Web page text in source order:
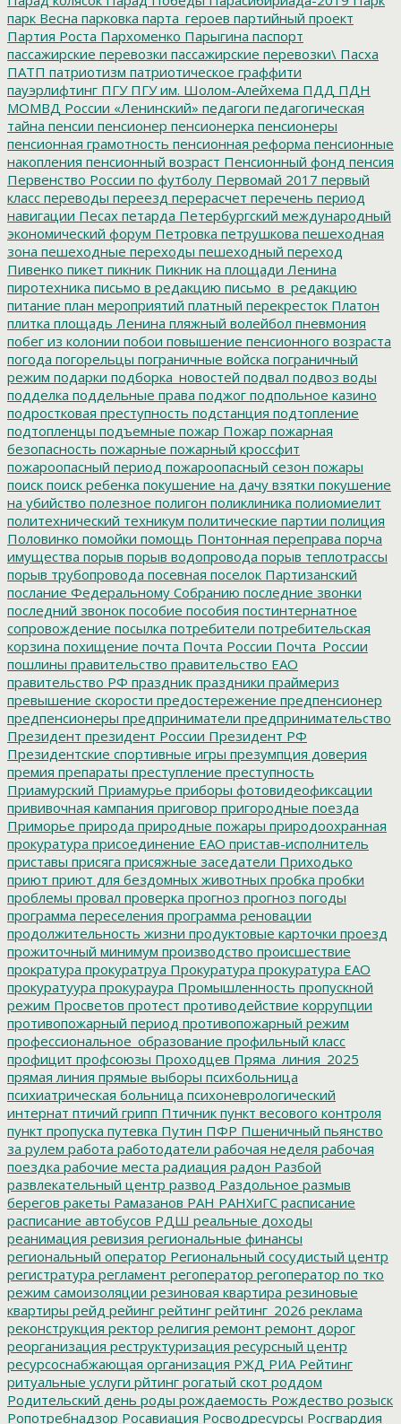
парк Весна парковка парта_героев партийный проект
Партия Роста Пархоменко Парыгина паспорт
пассажирские перевозки пассажирские перевозки\ Пасха
ПАТП патриотизм патриотическое граффити
пауэрлифтинг ПГУПГУ им. Шолом-Алейхема ПДД ПДН
МОМВД России «Ленинский» педагоги педагогическая
тайна пенсии пенсионер пенсионерка пенсионеры
пенсионная грамотность пенсионная реформа пенсионные
накопления пенсионный возраст Пенсионный фонд пенсия
Первенство России по футболу Первомай 2017 первый
класс переводы переезд перерасчет перечень период
навигации Песах петарда Петербургский международный
экономический форум Петровка петрушкова пешеходная
зона пешеходные переходы пешеходный переход
Пивенко пикет пикник Пикник на площади Ленина
пиротехника письмо в редакцию письмо_в_редакцию
питание план мероприятий платный перекресток Платон
плитка площадь Ленина пляжный волейбол пневмония
побег из колонии побои повышение пенсионного возраста
погода погорельцы пограничные войска пограничный
режим подарки подборка_новостей подвал подвоз воды
подделка поддельные права поджог подпольное казино
подростковая преступность подстанция подтопление
подтопленцы подъемные пожар Пожар пожарная
безопасность пожарные пожарный кроссфит
пожароопасный период пожароопасный сезон пожары
поиск поиск ребенка покушение на дачу взятки покушение
на убийство полезное полигон поликлиника полиомиелит
политехнический техникум политические партии полиция
Половинко помойки помощь Понтонная переправа порча
имущества порыв порыв водопровода порыв теплотрассы
порыв трубопровода посевная поселок Партизанский
послание Федеральному Собранию последние звонки
последний звонок пособие пособия постинтернатное
сопровождение посылка потребители потребительская
корзина похищение почта Почта России Почта_России
пошлины правительство правительство ЕАО
правительство РФ праздник праздники праймериз
превышение скорости предостережение предпенсионер
предпенсионеры предприниматели предпринимательство
Президент президент России Президент РФ
Президентские спортивные игры презумпция доверия
премия препараты преступление преступность
Приамурский Приамурье приборы фотовидеофиксации
прививочная кампания приговор пригородные поезда
Приморье природа природные пожары природоохранная
прокуратура присоединение ЕАО пристав-исполнитель
приставы присяга присяжные заседатели Приходько
приют приют для бездомных животных пробка пробки
проблемы провал проверка прогноз прогноз погоды
программа переселения программа реновации
продолжительность жизни продуктовые карточки проезд
прожиточный минимум производство происшествие
прократура прокуратруа Прокуратура прокуратура ЕАО
прокуратуура прокураура Промышленность пропускной
режим Просветов протест противодействие коррупции
противопожарный период противопожарный режим
профессиональное_образование профильный класс
профицит профсоюзы Проходцев Пряма_линия_2025
прямая линия прямые выборы психбольница
психиатрическая больница психоневрологический
интернат птичий грипп Птичник пункт весового контроля
пункт пропуска путевка Путин ПФР Пшеничный пьянство
за рулем работа работодатели рабочая неделя рабочая
поездка рабочие места радиация радон Разбой
развлекательный центр развод Раздольное размыв
берегов ракеты Рамазанов РАН РАНХиГС расписание
расписание автобусов РДШ реальные доходы
реанимация ревизия региональные финансы
региональный оператор Региональный сосудистый центр
регистратура регламент регоператор регоператор по тко
режим самоизоляции резиновая квартира резиновые
квартиры рейд рейинг рейтинг рейтинг_2026 реклама
реконструкция ректор религия ремонт ремонт дорог
реорганизация реструктуризация ресурсный центр
ресурсоснабжающая организация РЖД РИА Рейтинг
ритуальные услуги рйтинг рогатый скот роддом
Родительский день роды рождаемость Рождество розыск
Ропотребнадзор Росавиация Росводресурсы Росгвардия